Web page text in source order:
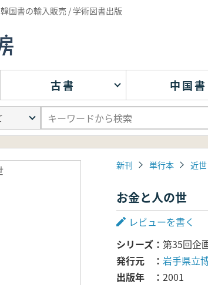
国書の輸入販売 / 学術図書出版
古書 中国書
新刊 単行本 近
お金と人の世
レビューを書く
シリーズ
第35回企
発行元
岩手県立
出版年
2001